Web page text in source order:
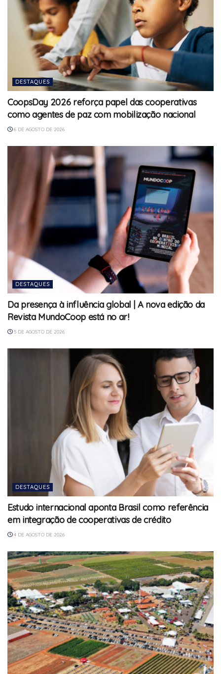
DESTAQUES
CoopsDay 2026 reforça papel das cooperativas
como agentes de paz com mobilização nacional
6 DE AGOSTO DE 2026
DESTAQUES
Da presença à influência global | A nova edição da
Revista MundoCoop está no ar!
5 DE AGOSTO DE 2026
DESTAQUES
Estudo internacional aponta Brasil como referência
em integração de cooperativas de crédito
4 DE AGOSTO DE 2026